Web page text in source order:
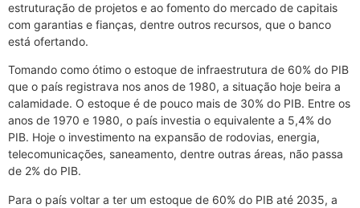
estruturação de projetos e ao fomento do mercado de capitais
com garantias e fianças, dentre outros recursos, que o banco
está ofertando.
Tomando como ótimo o estoque de infraestrutura de 60% do PIB
que o país registrava nos anos de 1980, a situação hoje beira a
calamidade. O estoque é de pouco mais de 30% do PIB. Entre os
anos de 1970 e 1980, o país investia o equivalente a 5,4% do
PIB. Hoje o investimento na expansão de rodovias, energia,
telecomunicações, saneamento, dentre outras áreas, não passa
de 2% do PIB.
Para o país voltar a ter um estoque de 60% do PIB até 2035, a